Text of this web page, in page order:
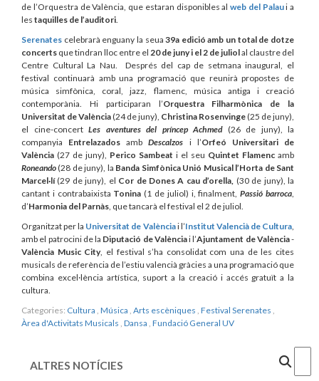
de l’Orquestra de València, que estaran disponibles al web del Palaui a
les taquilles de l’auditori
Serenates celebrarà enguany la seua39a edició amb un total de dotze
concerts que tindran lloc entre el 20 de juny i el 2 de juliolal claustre del
Centre Cultural La Nau. Després del cap de setmana inaugural, el
festival continuarà amb una programació que reunirà propostes de
música simfònica, coral, jazz, flamenc, música antiga i creació
contemporània. Hi participaran l’Orquestra Filharmònica de la
Universitat de València(24 de juny), Christina Rosenvinge(25 de juny),
el cine-concert Les aventures del príncep Achmed(26 de juny), la
companyia EntrelazadosambDescalzos i l’Orfeó Universitari de
València (27 de juny), Perico Sambeat i el seu Quintet Flamenc amb
Roneando(28 de juny), la Banda Simfònica Unió Musical l’Horta de Sant
Marcel·lí(29 de juny), el Cor de Dones A cau d’orella, (30 de juny), la
cantant i contrabaixista Tonina(1 de juliol) i, finalment,Passió barroca
d’Harmonia del Parnàs , que tancarà el festival el 2 de juliol.
Organitzat per la Universitat de Valènciai l’Institut Valencià de Cultura
amb el patrocini de la Diputació de Valènciai l’Ajuntament de València-
València Music City, el festival s’ha consolidat com una de les cites
musicals de referència de l’estiu valencià gràcies a una programació que
combina excel·lència artística, suport a la creació i accés gratuït a la
cultura.
Categories: Cultura Música Arts escèniques Festival Serenates
Àrea d'Activitats Musicals Dansa Fundació General UV
ALTRES NOTÍCIES